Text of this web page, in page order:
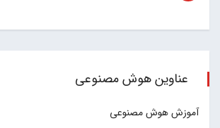
عناوین هوش مصنوعی
آموزش هوش مصنوعی